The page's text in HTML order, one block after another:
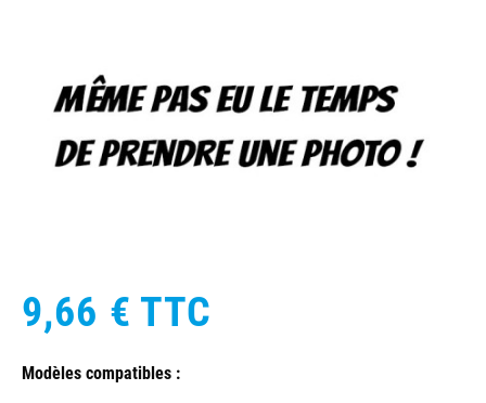
9,66 € TTC
Modèles compatibles :